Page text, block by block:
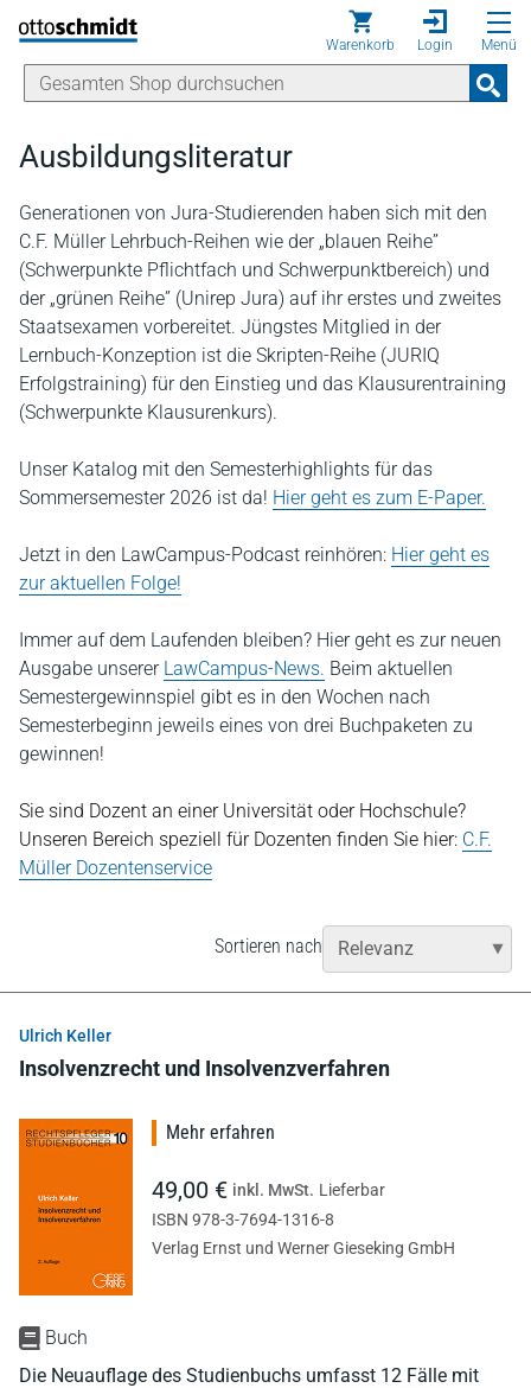
Direkt zum Inhalt
Warenkorb Login Menü
Ausbildungsliteratur
Generationen von Jura-Studierenden haben sich mit den
C.F. Müller Lehrbuch-Reihen wie der „blauen Reihe”
(Schwerpunkte Pflichtfach und Schwerpunktbereich) und
der „grünen Reihe” (Unirep Jura) auf ihr erstes und zweites
Staatsexamen vorbereitet. Jüngstes Mitglied in der
Lernbuch-Konzeption ist die Skripten-Reihe (JURIQ
Erfolgstraining) für den Einstieg und das Klausurentraining
(Schwerpunkte Klausurenkurs).
Unser Katalog mit den Semesterhighlights für das
Sommersemester 2026 ist da! Hier geht es zum E-Paper.
Jetzt in den LawCampus-Podcast reinhören: Hier geht es
zur aktuellen Folge!
Immer auf dem Laufenden bleiben? Hier geht es zur neuen
Ausgabe unserer LawCampus-News. Beim aktuellen
Semestergewinnspiel gibt es in den Wochen nach
Semesterbeginn jeweils eines von drei Buchpaketen zu
gewinnen!
Sie sind Dozent an einer Universität oder Hochschule?
Unseren Bereich speziell für Dozenten finden Sie hier: C.F.
Müller Dozentenservice
Sortieren nach
Ulrich Keller
Insolvenzrecht und Insolvenzverfahren
Buch
Die Neuauflage des Studienbuchs umfasst 12 Fälle mit
Mehr erfahren
49,00 € inkl. MwSt. Lieferbar
ISBN 978-3-7694-1316-8
Verlag Ernst und Werner Gieseking GmbH